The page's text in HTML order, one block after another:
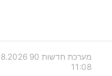
מערכת חדשות 90
11:08